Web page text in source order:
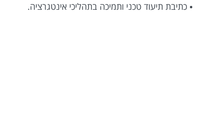
• כתיבת תיעוד טכני ותמיכה בתהליכי אינטגרציה.